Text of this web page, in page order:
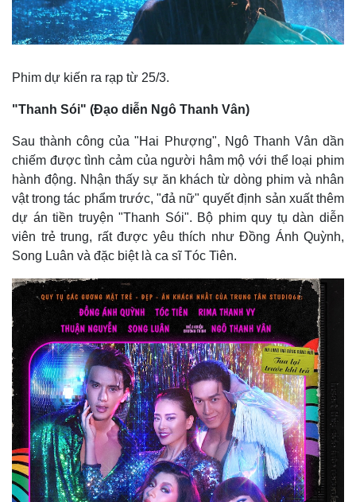
Phim dự kiến ra rạp từ 25/3.
"Thanh Sói" (Đạo diễn Ngô Thanh Vân)
Sau thành công của "Hai Phượng", Ngô Thanh Vân dần
chiếm được tình cảm của người hâm mộ với thể loại phim
hành động. Nhận thấy sự ăn khách từ dòng phim và nhân
vật trong tác phẩm trước, "đả nữ" quyết định sản xuất thêm
dự án tiền truyện "Thanh Sói". Bộ phim quy tụ dàn diễn
viên trẻ trung, rất được yêu thích như Đồng Ánh Quỳnh,
Song Luân và đặc biệt là ca sĩ Tóc Tiên.